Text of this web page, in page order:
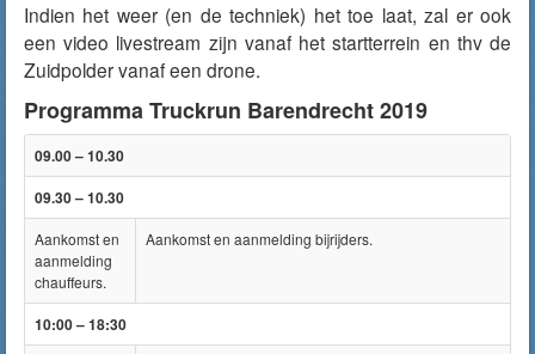
Indien het weer (en de techniek) het toe laat, zal er ook
een video livestream zijn vanaf het startterrein en thv de
Zuidpolder vanaf een drone.
Programma Truckrun Barendrecht 2019
09.00 – 10.30
09.30 – 10.30
Aankomst en
aanmelding
chauffeurs.
Aankomst en aanmelding bijrijders.
10:00 – 18:30